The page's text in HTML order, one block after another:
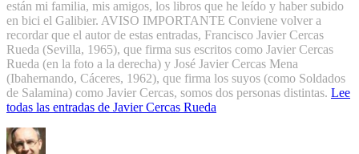
están mi familia, mis amigos, los libros que he leído y haber subido
en bici el Galibier. AVISO IMPORTANTE Conviene volver a
recordar que el autor de estas entradas, Francisco Javier Cercas
Rueda (Sevilla, 1965), que firma sus escritos como Javier Cercas
Rueda (en la foto a la derecha) y José Javier Cercas Mena
(Ibahernando, Cáceres, 1962), que firma los suyos (como Soldados
de Salamina) como Javier Cercas, somos dos personas distintas. Lee
todas las entradas de Javier Cercas Rueda